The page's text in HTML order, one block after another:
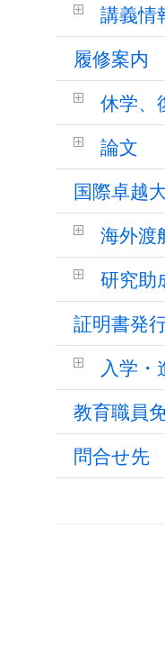
講義情
履修案内
休学、
論文
国際卓越
海外渡
研究助
証明書発
入学・
教育職員
問合せ先